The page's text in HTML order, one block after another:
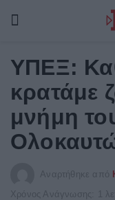
ΥΠΕΞ:
κρατάμε
μνήμη
Αναρτήθηκε από
Χρόνος Ανάγνωσης: 1